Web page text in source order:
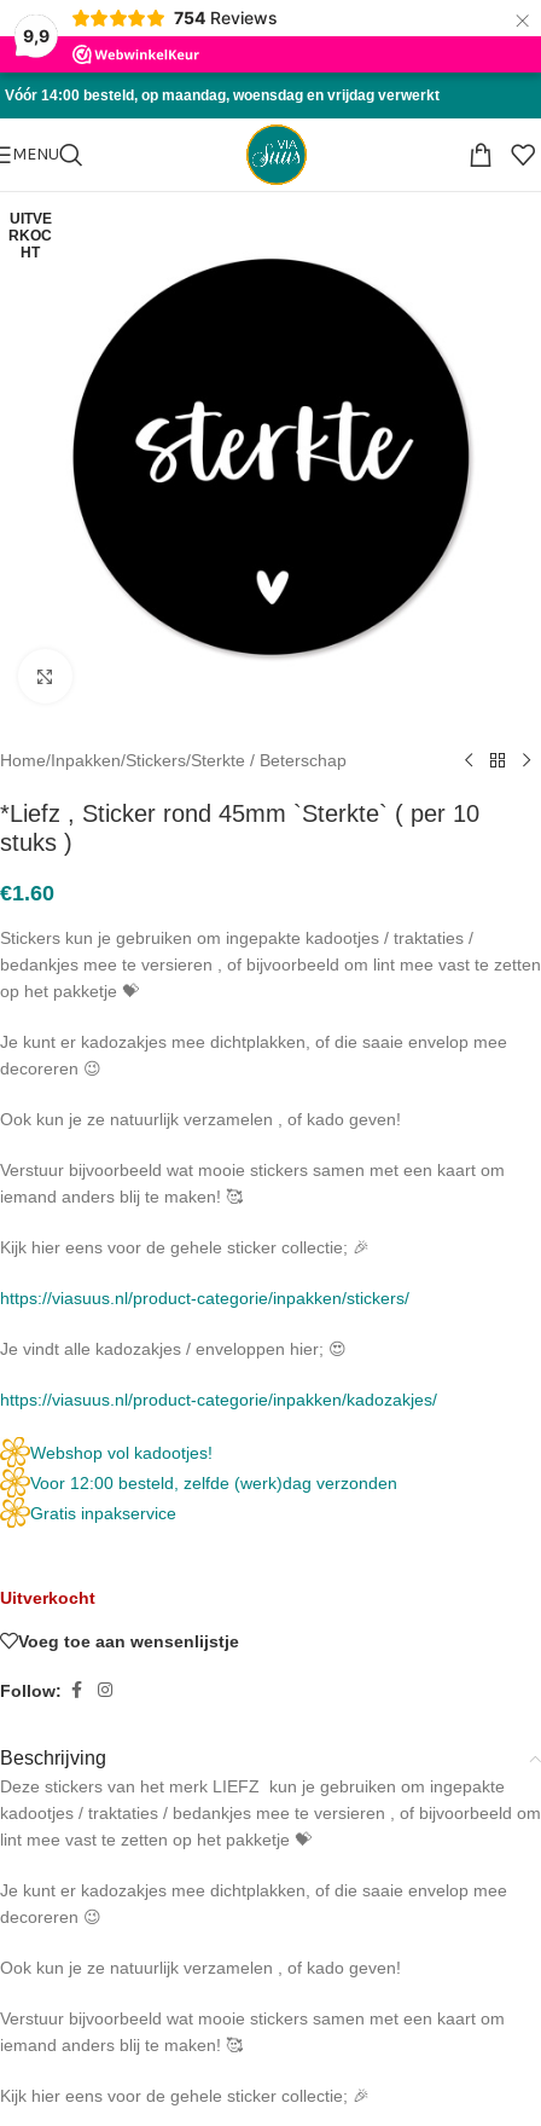
9,9
754 Reviews ×
Skip to navigation
Skip to main content
Vóór 14:00 besteld, op maandag, woensdag en vrijdag verwerkt
MENU
UITVE
RKOC
HT
Home/Inpakken/Stickers/Sterkte / Beterschap
*Liefz , Sticker rond 45mm `Sterkte` ( per 10
stuks )
€1.60
Stickers kun je gebruiken om ingepakte kadootjes / traktaties /
bedankjes mee te versieren , of bijvoorbeeld om lint mee vast te zetten
op het pakketje 💝
Je kunt er kadozakjes mee dichtplakken, of die saaie envelop mee
decoreren 😉
Ook kun je ze natuurlijk verzamelen , of kado geven!
Verstuur bijvoorbeeld wat mooie stickers samen met een kaart om
iemand anders blij te maken! 🥰
Kijk hier eens voor de gehele sticker collectie; 🎉
https://viasuus.nl/product-categorie/inpakken/stickers/
Je vindt alle kadozakjes / enveloppen hier; 😍
https://viasuus.nl/product-categorie/inpakken/kadozakjes/
Webshop vol kadootjes!
Voor 12:00 besteld, zelfde (werk)dag verzonden
Gratis inpakservice
Uitverkocht
Voeg toe aan wensenlijstje
Follow:
Beschrijving
Deze stickers van het merk LIEFZ kun je gebruiken om ingepakte
kadootjes / traktaties / bedankjes mee te versieren , of bijvoorbeeld om
lint mee vast te zetten op het pakketje 💝
Je kunt er kadozakjes mee dichtplakken, of die saaie envelop mee
decoreren 😉
Ook kun je ze natuurlijk verzamelen , of kado geven!
Verstuur bijvoorbeeld wat mooie stickers samen met een kaart om
iemand anders blij te maken! 🥰
Kijk hier eens voor de gehele sticker collectie; 🎉